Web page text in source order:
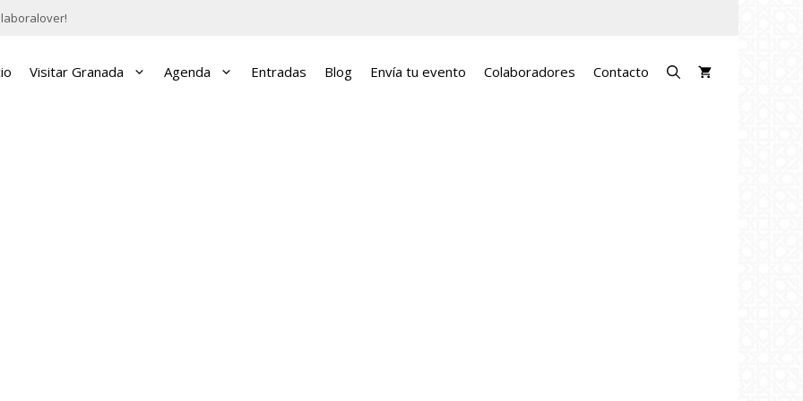
Visitar Granada Agenda Entradas Blog Envía tu evento Colaboradores Contacto